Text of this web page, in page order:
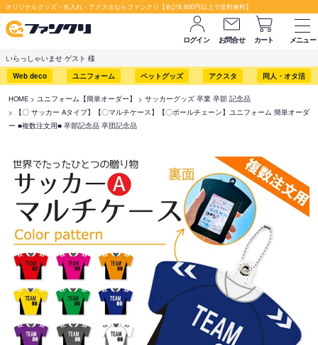
オリジナルグッズ・名入れ・アクスタならファンクリ【合計6,600円以上で送料無料】
ログイン お問合せ カート
メニュー
いらっしゃいませ ゲスト 様
Web deco
ユニフォーム ペットグッズ アクスタ 同人・オタ活
HOME ユニフォーム【簡単オーダー】
サッカーグッズ 卒業 卒部 記念品
【〇 サッカー Aタイプ】【〇マルチケース】【〇ボールチェーン】ユニフォーム 簡単オーダ
ー ■複数注文用■ 卒部記念品 卒団記念品